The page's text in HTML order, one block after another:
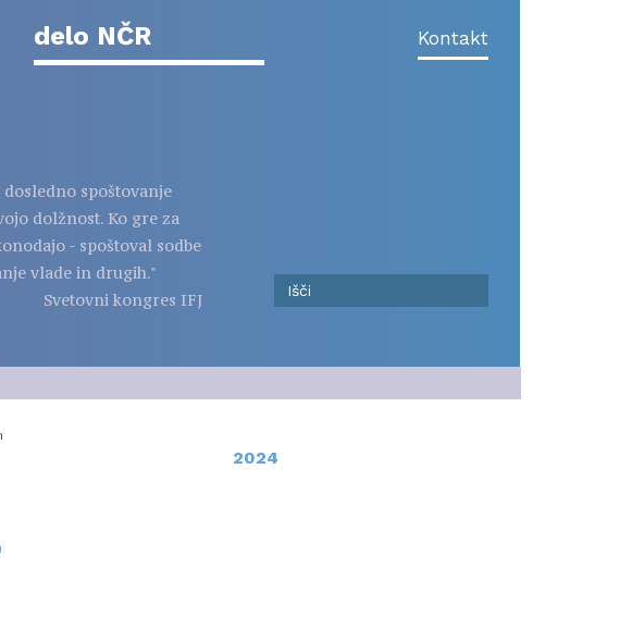
delo NČR Kontakt
spoštovanje
dolžnost. Ko gre za
- spoštoval sodbe
vlade in drugih."
Svetovni kongres IFJ
2024